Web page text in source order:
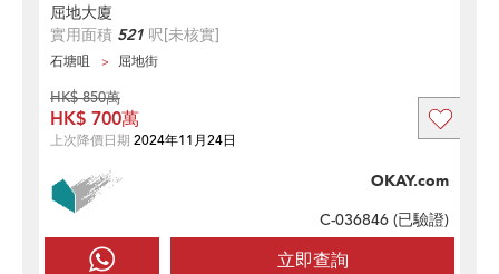
屈地大廈
實用面積 521 呎[未核實]
石塘咀 屈地街
立即查詢
OKAY.com
C-036846 (已驗證)
HK$ 850萬
HK$ 700萬
上次降價日期 2024年11月24日